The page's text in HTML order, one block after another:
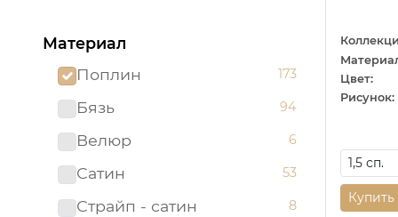
Материал
Поплин
173
Бязь 94
Велюр 6
Сатин 53
Страйп - сатин 8
Цвет:
Рисунок:
Купить